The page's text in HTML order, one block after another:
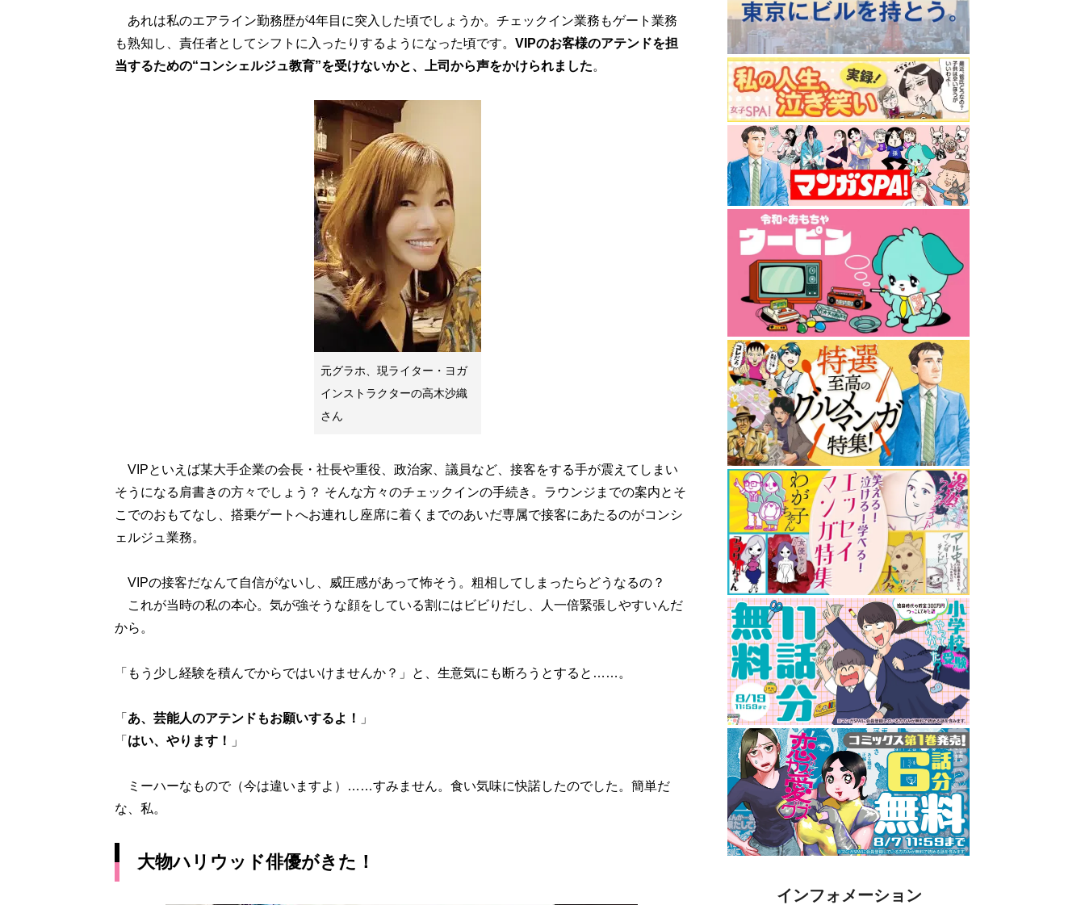
あれは私のエアライン勤務歴が4年目に突入した頃でしょうか。チェックイン業務もゲート業務
も熟知し、責任者としてシフトに入ったりするようになった頃です。 VIPのお客様のアテンドを担
当するための“コンシェルジュ教育”を受けないかと、上司から声をかけられました。
元グラホ、現ライター・ヨガ
インストラクターの高木沙織
さん
VIPといえば某大手企業の会長・社長や重役、政治家、議員など、接客をする手が震えてしまい
そうになる肩書きの方々でしょう？ そんな方々のチェックインの手続き。ラウンジまでの案内とそ
こでのおもてなし、搭乗ゲートへお連れし座席に着くまでのあいだ専属で接客にあたるのがコンシ
ェルジュ業務。
VIPの接客だなんて自信がないし、威圧感があって怖そう。粗相してしまったらどうなるの？
これが当時の私の本心。気が強そうな顔をしている割にはビビりだし、人一倍緊張しやすいんだ
から。
「もう少し経験を積んでからではいけませんか？」と、生意気にも断ろうとすると……。
「 あ、芸能人のアテンドもお願いするよ！
」
「 はい、やります！ 」
ミーハーなもので（今は違いますよ）……すみません。食い気味に快諾したのでした。簡単だ
な、私。
大物ハリウッド俳優がきた！
インフォメーション